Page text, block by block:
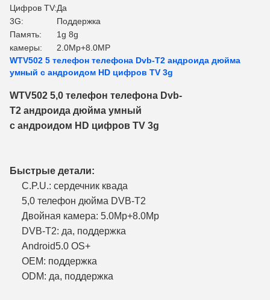
Цифров TV:Да
3G:
Поддержка
Память:
1g 8g
камеры:
2.0Mp+8.0MP
WTV502 5 телефон телефона Dvb-T2 андроида дюйма
умный с андроидом HD цифров TV 3g
WTV502 5,0 телефон телефона Dvb-
T2 андроида дюйма умный
с андроидом HD цифров TV 3g
Быстрые детали:
C.P.U.: сердечник квада
5,0 телефон дюйма DVB-T2
Двойная камера: 5.0Mp+8.0Mp
DVB-T2: да, поддержка
Android5.0 OS+
OEM: поддержка
ODM: да, поддержка